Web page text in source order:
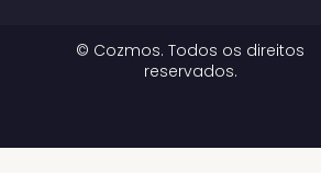
© Cozmos. Todos os direitos
reservados.